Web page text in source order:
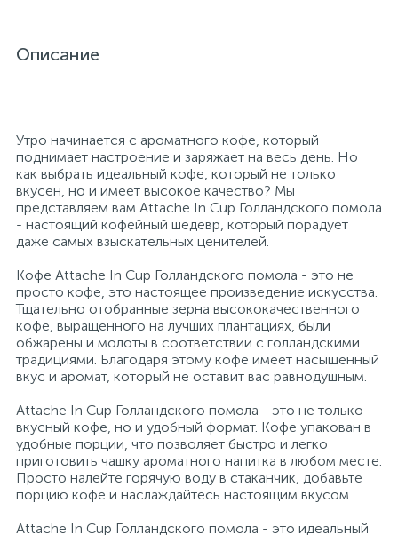
Описание
Утро начинается с ароматного кофе, который
поднимает настроение и заряжает на весь день. Но
как выбрать идеальный кофе, который не только
вкусен, но и имеет высокое качество? Мы
представляем вам Attache In Cup Голландского помола
- настоящий кофейный шедевр, который порадует
даже самых взыскательных ценителей.
Кофе Attache In Cup Голландского помола - это не
просто кофе, это настоящее произведение искусства.
Тщательно отобранные зерна высококачественного
кофе, выращенного на лучших плантациях, были
обжарены и молоты в соответствии с голландскими
традициями. Благодаря этому кофе имеет насыщенный
вкус и аромат, который не оставит вас равнодушным.
Attache In Cup Голландского помола - это не только
вкусный кофе, но и удобный формат. Кофе упакован в
удобные порции, что позволяет быстро и легко
приготовить чашку ароматного напитка в любом месте.
Просто налейте горячую воду в стаканчик, добавьте
порцию кофе и наслаждайтесь настоящим вкусом.
Attache In Cup Голландского помола - это идеальный
Процедурная одежда
Расходные материалы для ортопедии
Расходные материалы для стерилизации
Системы и компоненты для взятия
биологического материала
Средства первой помощи
Таблетницы
Тесты на наркотики
4
Хирургическая одежда
Мебель хозяйственная
Мини-кухни
Многоместные секции
Модульная мягкая мебель
Надувная мебель и матрасы
Обувницы
Организаторы рабочего места
Пластиковая мебель